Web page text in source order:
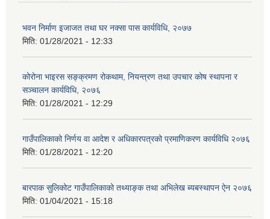
भवन निर्माण इजाजत तथा घर नक्सा पास कार्यविधि, २०७७
मिति: 01/28/2021 - 12:33
कोरोना भाइरस सङ्क्रमण रोकथाम, नियन्त्रण तथा उपचार कोष स्थापना र
सञ्चालन कार्यविधि, २०७६
मिति: 01/28/2021 - 12:29
गाउँपालिकाको निर्णय वा आदेश र अधिकारपत्रको प्रमाणिकरण कार्यविधि २०७६
मिति: 01/28/2021 - 12:20
बारपाक सुलिकोट गाउँपालिकाको तथ्याङ्क तथा अभिलेख ब्यबस्थापन ऐन २०७६
मिति: 01/04/2021 - 15:18